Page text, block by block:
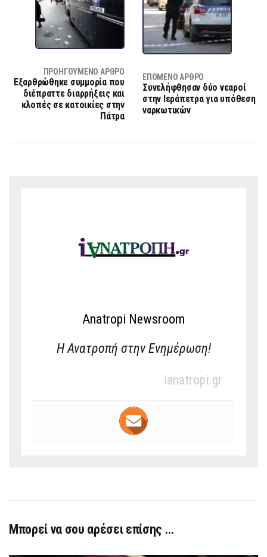
ΠΡΟΗΓΟΎΜΕΝΟ ΆΡΘΡΟ
Εξαρθρώθηκε συμμορία που
διέπραττε διαρρήξεις και
κλοπές σε κατοικίες στην
Πάτρα
ΕΠΌΜΕΝΟ ΆΡΘΡΟ
Συνελήφθησαν δύο νεαροί
στην Ιεράπετρα για υπόθεση
ναρκωτικών
Anatropi Newsroom
Η Ανατροπή στην Ενημέρωση!
ianatropi.gr
Μπορεί να σου αρέσει επίσης …